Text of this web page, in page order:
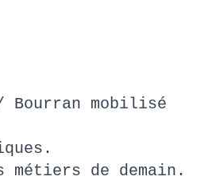
Bourran mobilisé
de demain.